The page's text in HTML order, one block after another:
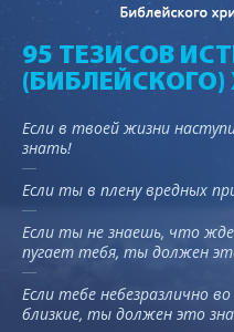
95 ТЕЗИСОВ
Если в твоей жизни
знать!
Если ты в плену вредных
Если ты не знаешь, что
пугает тебя, ты должен
Если тебе небезразлично
близкие, ты должен это